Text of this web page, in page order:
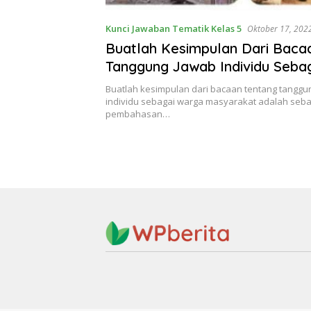
Kunci Jawaban Tematik Kelas 5 Oktober 17,
Buatlah Kesimpulan Dari
Tanggung Jawab Individu
Masyarakat Kunci Jawaban
Kelas 5 Halaman 111
Buatlah kesimpulan dari bacaan tentang
individu sebagai warga masyarakat adalah
pembahasan…